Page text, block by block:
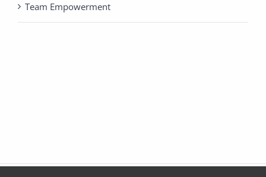
Team Empowerment